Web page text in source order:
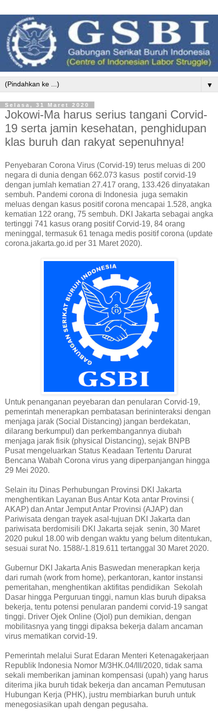
▼
Selasa, 31 Maret 2020
Jokowi-Ma harus serius tangani Corvid-
19 serta jamin kesehatan, penghidupan
klas buruh dan rakyat sepenuhnya!
Penyebaran Corona Virus (Corvid-19) terus meluas di 200
negara di dunia dengan 662.073 kasus postif corvid-19
dengan jumlah kematian 27.417 orang, 133.426 dinyatakan
sembuh. Pandemi corona di Indonesia juga semakin
meluas dengan kasus positif corona mencapai 1.528, angka
kematian 122 orang, 75 sembuh. DKI Jakarta sebagai angka
tertinggi 741 kasus orang positif Corvid-19, 84 orang
meninggal, termasuk 61 tenaga medis positif corona (update
corona.jakarta.go.id per 31 Maret 2020).
Untuk penanganan peyebaran dan penularan Corvid-19,
pemerintah menerapkan pembatasan berininteraksi dengan
menjaga jarak (Social Distancing) jangan berdekatan,
dilarang berkumpul) dan perkembangannya diubah
menjaga jarak fisik (physical Distancing), sejak BNPB
Pusat mengeluarkan Status Keadaan Tertentu Darurat
Bencana Wabah Corona virus yang diperpanjangan hingga
29 Mei 2020.
Selain itu Dinas Perhubungan Provinsi DKI Jakarta
menghentikan Layanan Bus Antar Kota antar Provinsi (
AKAP) dan Antar Jemput Antar Provinsi (AJAP) dan
Pariwisata dengan trayek asal-tujuan DKI Jakarta dan
pariwisata berdomisili DKI Jakarta sejak senin, 30 Maret
2020 pukul 18.00 wib dengan waktu yang belum ditentukan,
sesuai surat No. 1588/-1.819.611 tertanggal 30 Maret 2020.
Gubernur DKI Jakarta Anis Baswedan menerapkan kerja
dari rumah (work from home), perkantoran, kantor instansi
pemeritahan, menghentikan aktifitas pendidikan Sekolah
Dasar hingga Perguruan tinggi, namun klas buruh dipaksa
bekerja, tentu potensi penularan pandemi corvid-19 sangat
tinggi. Driver Ojek Online (Ojol) pun demikian, dengan
mobilitasnya yang tinggi dipaksa bekerja dalam ancaman
virus mematikan corvid-19.
Pemerintah melalui Surat Edaran Menteri Ketenagakerjaan
Republik Indonesia Nomor M/3HK.04/III/2020, tidak sama
sekali memberikan jaminan kompensasi (upah) yang harus
diterima jika buruh tidak bekerja dan ancaman Pemutusan
Hubungan Kerja (PHK), justru membiarkan buruh untuk
menegosiasikan upah dengan pegusaha.